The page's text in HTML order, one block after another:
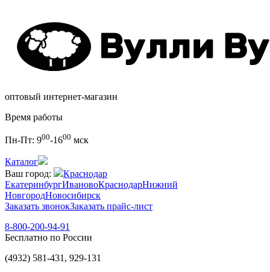
оптовый интернет-магазин
Время работы
Пн-Пт: 900-1600 мск
Каталог
Ваш город:
Краснодар
ЕкатеринбургИвановоКраснодарНижний
НовгородНовосибирск
Заказать звонокЗаказать прайс-лист
8-800-200-94-91
Бесплатно по России
(4932) 581-431, 929-131